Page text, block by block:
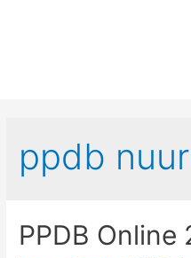
ppdb
PPDB Online